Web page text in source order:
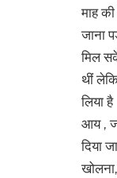
माह
जाना
मिल
थीं
लिया
आय ,
दिया